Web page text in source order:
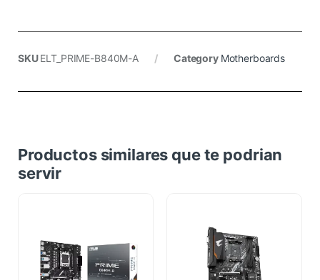
SKUELT_PRIME-B840M-A Category Motherboards
Productos similares que te podrian
servir